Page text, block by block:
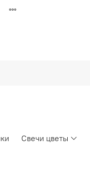
Свечи цветы